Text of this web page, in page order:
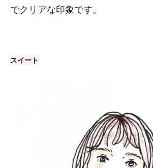
でクリアな印象です。
スイート